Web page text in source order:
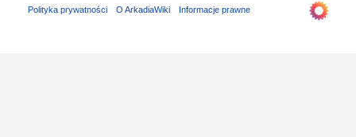
Polityka prywatności O ArkadiaWiki Informacje prawne